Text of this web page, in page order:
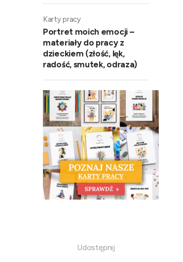
Karty pracy
Portret moich emocji –
materiały do pracy z
dzieckiem (złość, lęk,
radość, smutek, odraza)
Udostępnij